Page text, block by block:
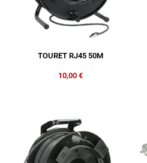
TOURET RJ45 50M
10,00 €